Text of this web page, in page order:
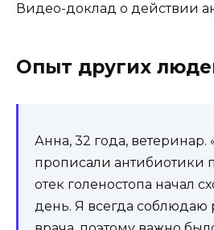
Видео-доклад о действии
Опыт других
Анна, 32 года, ветеринар.
прописали антибиотики
отек голеностопа начал
день. Я всегда